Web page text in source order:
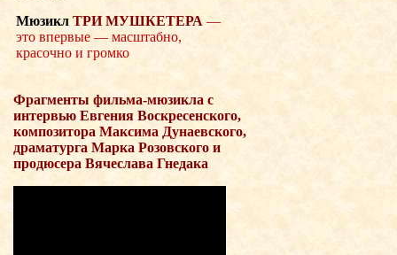
Мюзикл ТРИ МУШКЕТЕРА —
это впервые — масштабно,
красочно и громко
Фрагменты фильма-мюзикла с
интервью Евгения Воскресенского,
композитора Максима Дунаевского,
драматурга Марка Розовского и
продюсера Вячеслава Гнедака